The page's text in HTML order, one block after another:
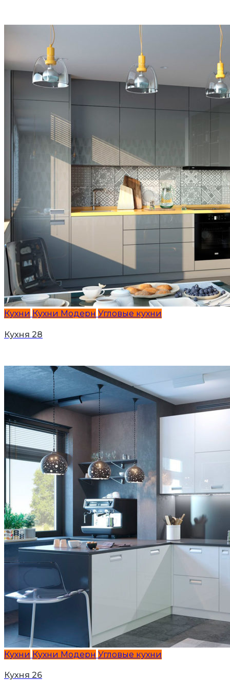
Кухни Кухни Модерн Угловые кухни
Кухня 28
Кухни Кухни Модерн Угловые кухни
Кухня 26